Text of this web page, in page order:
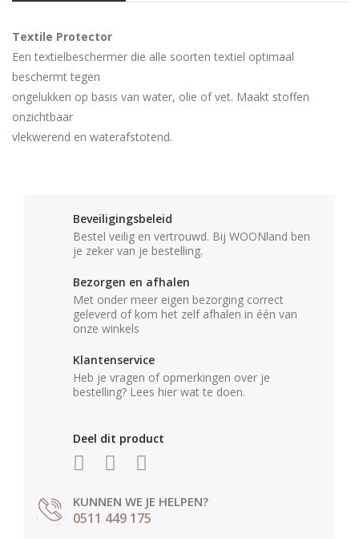
Textile Protector
Een textielbeschermer die alle soorten textiel optimaal
beschermt tegen
ongelukken op basis van water, olie of vet. Maakt stoffen
onzichtbaar
vlekwerend en waterafstotend.
Beveiligingsbeleid
Bestel veilig en vertrouwd. Bij WOONland ben
je zeker van je bestelling.
Bezorgen en afhalen
Met onder meer eigen bezorging correct
geleverd of kom het zelf afhalen in één van
onze winkels
Klantenservice
Heb je vragen of opmerkingen over je
bestelling? Lees hier wat te doen.
Deel dit product
KUNNEN WE JE HELPEN?
0511 449 175